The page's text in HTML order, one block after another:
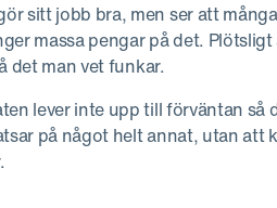
sitt jobb bra, men ser att
massa pengar på det. Plötsligt
det man vet funkar.
lever inte upp till förväntan så
på något helt annat, utan att